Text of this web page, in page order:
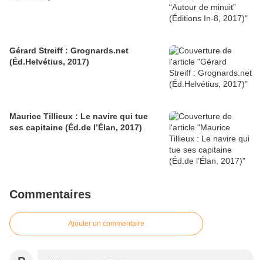
Gérard Streiff : Grognards.net
(Éd.Helvétius, 2017)
Maurice Tillieux : Le navire qui tue
ses capitaine (Éd.de l’Élan, 2017)
Commentaires
Ajouter un commentaire